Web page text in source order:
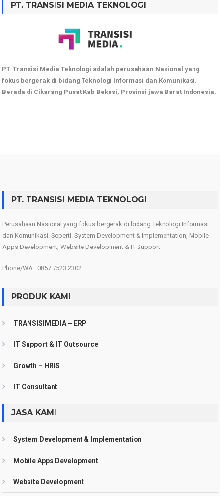
PT. TRANSISI MEDIA TEKNOLOGI
PT. Transisi Media Teknologi adalah perusahaan Nasional yang
fokus bergerak di bidang Teknologi Informasi dan Komunikasi.
Berada di Cikarang Pusat Kab Bekasi, Provinsi jawa Barat Indonesia.
PT. TRANSISI MEDIA TEKNOLOGI
Perusahaan Nasional yang fokus bergerak di bidang Teknologi Informasi
dan Komunikasi. Seperti. System Development & Implementation, Mobile
Apps Development, Website Development & IT Support
Phone/WA : 0857 7523 2302
PRODUK KAMI
TRANSISIMEDIA – ERP
IT Support & IT Outsource
Growth – HRIS
IT Consultant
JASA KAMI
System Development & Implementation
Mobile Apps Development
Website Development